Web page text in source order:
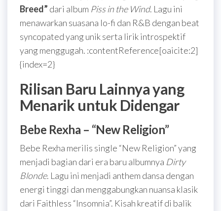
Breed” dari album Piss in the Wind. Lagu ini
menawarkan suasana lo-fi dan R&B dengan beat
syncopated yang unik serta lirik introspektif
yang menggugah. :contentReference[oaicite:2]
{index=2}
Rilisan Baru Lainnya yang
Menarik untuk Didengar
Bebe Rexha – “New Religion”
Bebe Rexha merilis single “New Religion” yang
menjadi bagian dari era baru albumnya Dirty
Blonde. Lagu ini menjadi anthem dansa dengan
energi tinggi dan menggabungkan nuansa klasik
dari Faithless “Insomnia”. Kisah kreatif di balik